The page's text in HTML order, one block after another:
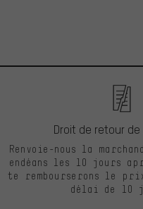
Droit de retour de
Renvoie-nous la
endéans les 10 jours
te rembourserons le
délai de 10